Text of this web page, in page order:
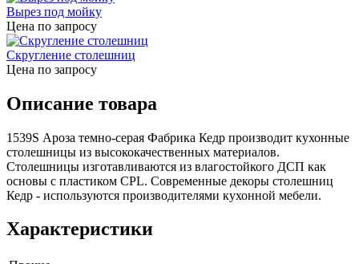
Вырез под мойку
Цена по запросу
Скругление столешниц
Цена по запросу
Описание товара
1539S Ароза темно-серая Фабрика Кедр производит кухонные
столешницы из высококачественных материалов.
Столешницы изготавливаются из влагостойкого ДСП как
основы с пластиком CPL. Современные декоры столешниц
Кедр - используются производителями кухонной мебели.
Характеристики